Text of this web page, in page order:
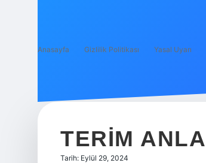
Anasayfa Gizlilik Politikası Yasal Uyarı
TERIM
Tarih: Eylül 29, 2024